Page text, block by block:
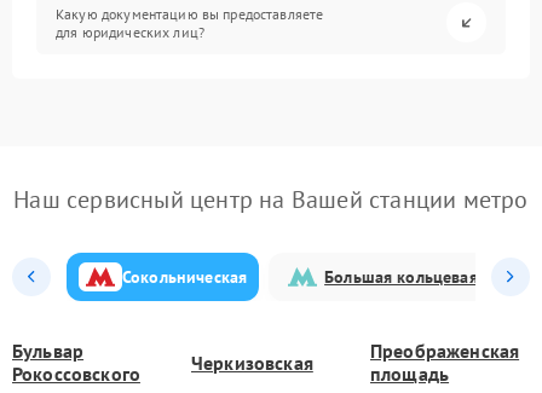
Какую документацию вы предоставляете
для юридических лиц?
Наш сервисный центр на Вашей станции метро
Сокольническая Большая кольцевая
Бульвар
Рокоссовского
Черкизовская
Преображенская
площадь